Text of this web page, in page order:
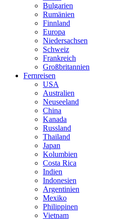
Bulgarien
Rumänien
Finnland
Europa
Niedersachsen
Schweiz
Frankreich
Großbritannien
Fernreisen
USA
Australien
Neuseeland
China
Kanada
Russland
Thailand
Japan
Kolumbien
Costa Rica
Indien
Indonesien
Argentinien
Mexiko
Philippinen
Vietnam